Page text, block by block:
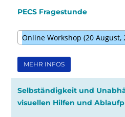
PECS Fragestunde
Online Workshop (20 August,
MEHR INFOS
Selbständigkeit und
visuellen Hilfen und